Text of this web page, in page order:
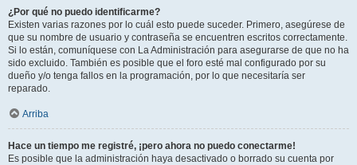
¿Por qué no puedo identificarme?
Existen varias razones por lo cuál esto puede suceder. Primero, asegúrese de
que su nombre de usuario y contraseña se encuentren escritos correctamente.
Si lo están, comuníquese con La Administración para asegurarse de que no ha
sido excluido. También es posible que el foro esté mal configurado por su
dueño y/o tenga fallos en la programación, por lo que necesitaría ser
reparado.
Arriba
Hace un tiempo me registré, ¡pero ahora no puedo conectarme!
Es posible que la administración haya desactivado o borrado su cuenta por